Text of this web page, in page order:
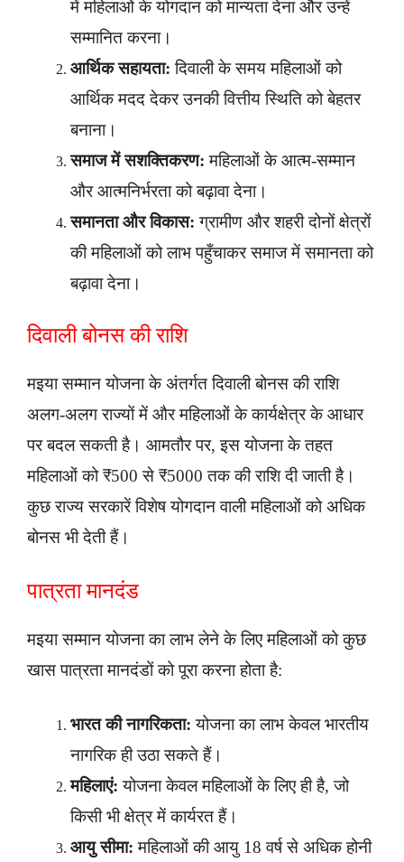
में महिलाओं के योगदान को मान्यता देना और उन्हें
सम्मानित करना।
आर्थिक सहायता: दिवाली के समय महिलाओं को
आर्थिक मदद देकर उनकी वित्तीय स्थिति को बेहतर
बनाना।
समाज में सशक्तिकरण: महिलाओं के आत्म-सम्मान
और आत्मनिर्भरता को बढ़ावा देना।
समानता और विकास: ग्रामीण और शहरी दोनों क्षेत्रों
की महिलाओं को लाभ पहुँचाकर समाज में समानता को
बढ़ावा देना।
दिवाली बोनस की राशि
मइया सम्मान योजना के अंतर्गत दिवाली बोनस की राशि
अलग-अलग राज्यों में और महिलाओं के कार्यक्षेत्र के आधार
पर बदल सकती है। आमतौर पर, इस योजना के तहत
महिलाओं को ₹500 से ₹5000 तक की राशि दी जाती है।
कुछ राज्य सरकारें विशेष योगदान वाली महिलाओं को अधिक
बोनस भी देती हैं।
पात्रता मानदंड
मइया सम्मान योजना का लाभ लेने के लिए महिलाओं को कुछ
खास पात्रता मानदंडों को पूरा करना होता है:
भारत की नागरिकता: योजना का लाभ केवल भारतीय
नागरिक ही उठा सकते हैं।
महिलाएं: योजना केवल महिलाओं के लिए ही है, जो
किसी भी क्षेत्र में कार्यरत हैं।
आयु सीमा: महिलाओं की आयु 18 वर्ष से अधिक होनी